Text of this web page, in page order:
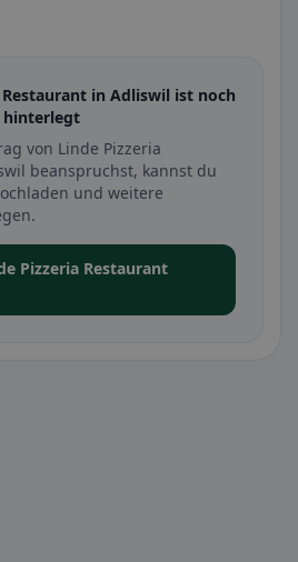
in Adliswil ist noch
hinterlegt
von Linde Pizzeria
beanspruchst, kannst du
und weitere
Pizzeria Restaurant